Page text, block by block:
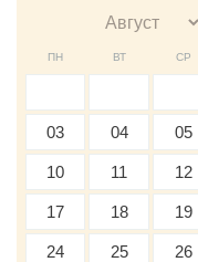
ПН ВТ СР
03 04 05
10 11 12
17 18 19
24 25 26